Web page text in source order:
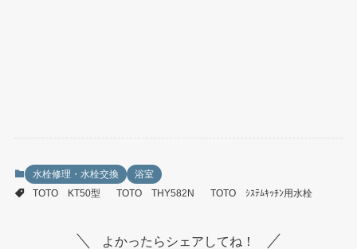
水栓修理・水栓交換
浴室
TOTO KT50型
TOTO THY582N TOTO ｼｽﾃﾑｷｯﾁﾝ用水栓
よかったらシェアしてね！